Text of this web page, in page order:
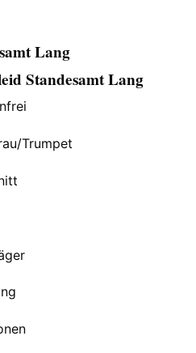
Lang
Standesamt Lang
Trumpet